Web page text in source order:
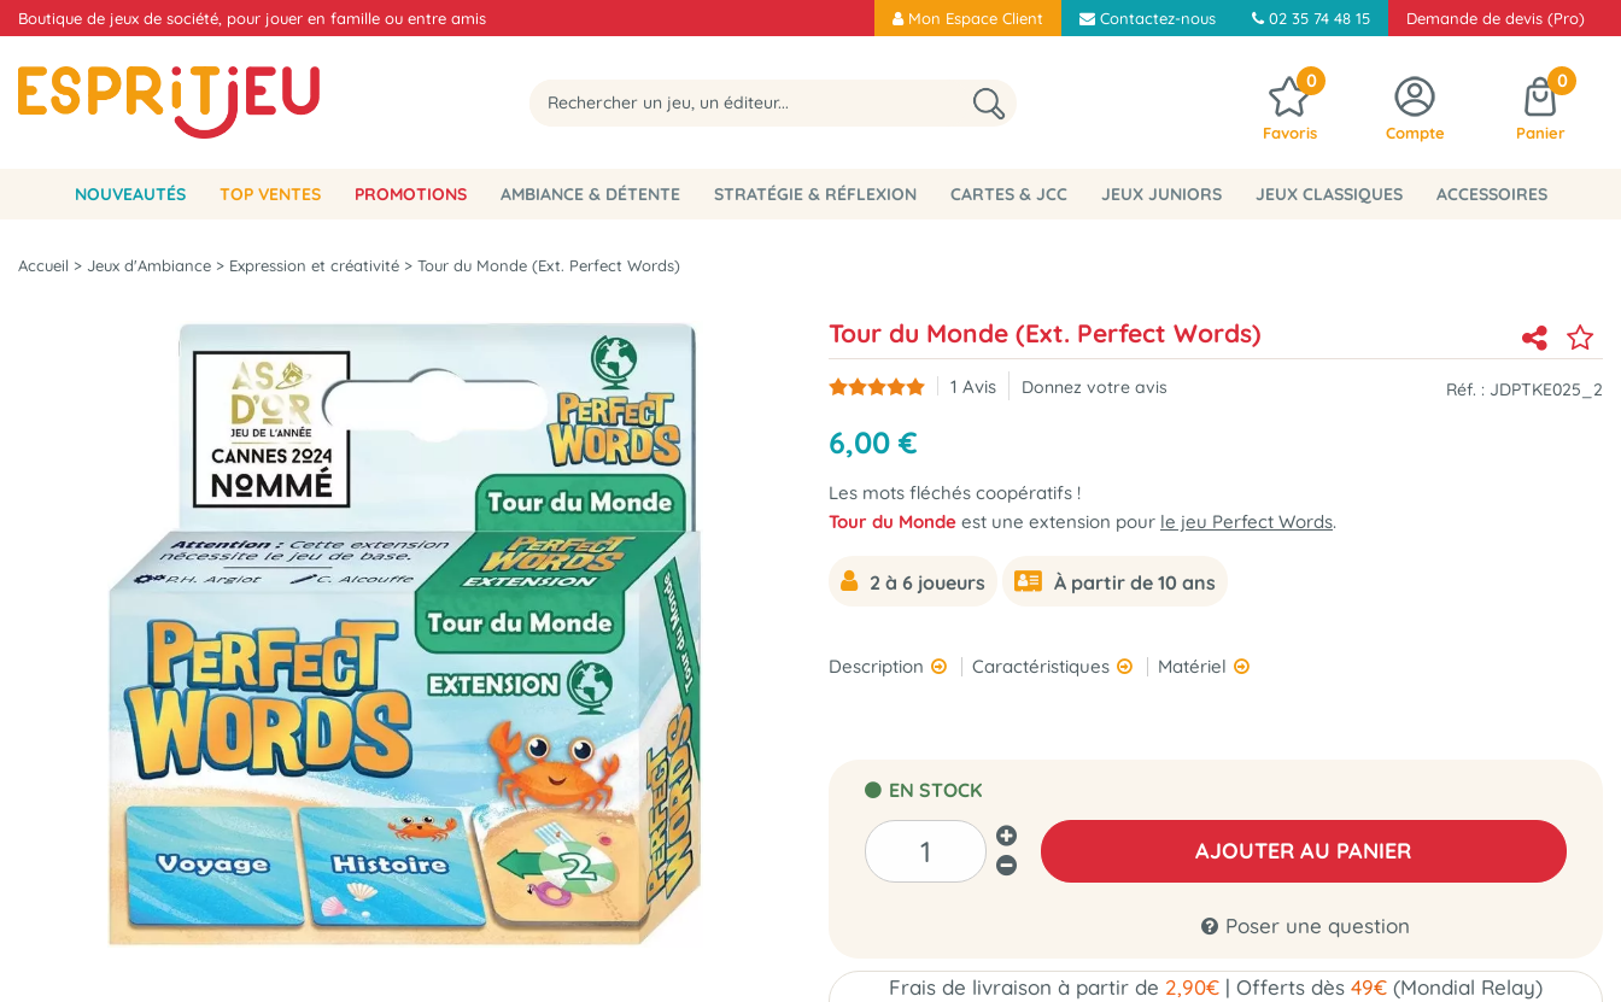
Boutique de jeux de société, pour jouer en famille ou entre amis Mon Espace Client Contactez-nous 02 35 74 48 15 Demande de devis (Pro)
0
Favoris Compte
0
Panier
NOUVEAUTÉS TOP VENTES PROMOTIONS AMBIANCE & DÉTENTE STRATÉGIE & RÉFLEXION CARTES & JCC JEUX JUNIORS JEUX CLASSIQUES ACCESSOIRES
Accueil > Jeux d'Ambiance > Expression et créativité > Tour du Monde (Ext. Perfect Words)
Tour du Monde (Ext. Perfect Words)
1 Avis Donnez votre avis Réf. : JDPTKE025_2
6,00 €
Les mots fléchés coopératifs !
Tour du Monde est une extension pour le jeu Perfect Words.
2 à 6 joueurs À partir de 10 ans
Description Caractéristiques Matériel
EN STOCK
AJOUTER AU PANIER
Poser une question
Frais de livraison à partir de 2,90€ | Offerts dès 49€ (Mondial Relay)